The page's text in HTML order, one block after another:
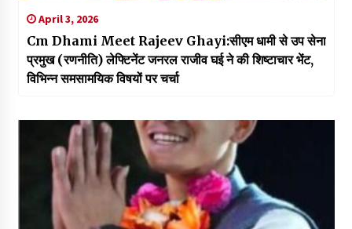
April 3, 2026
Cm Dhami Meet Rajeev Ghayi:सीएम धामी से उप सेना
प्रमुख (रणनीति) लेफ्टिनेंट जनरल राजीव घई ने की शिष्टाचार भेंट,
विभिन्न समसामयिक विषयों पर चर्चा